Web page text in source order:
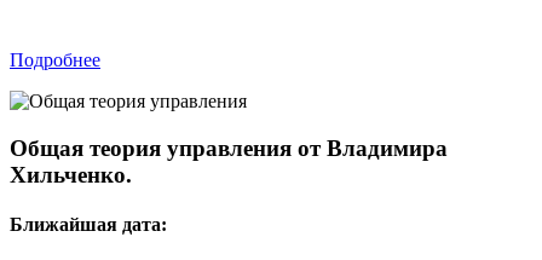
Подробнее
Общая теория управления от Владимира
Хильченко.
Ближайшая дата: